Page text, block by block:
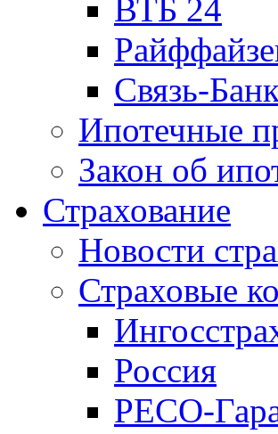
ВТБ 24
Связь-Банк
Ипотечные
Закон об
Страхование
Новости
Страховые
Россия
РЕСО-